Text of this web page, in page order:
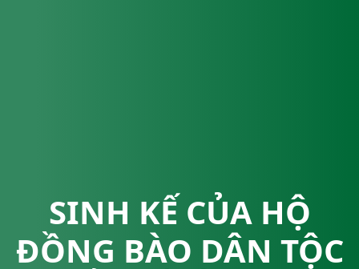
SINH KẾ CỦA HỘ
ĐỒNG BÀO DÂN TỘC